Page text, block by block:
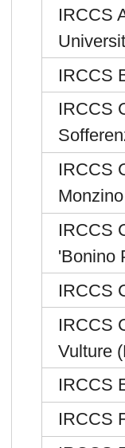
IRCCS
IRCCS
IRCCS
IRCCS
IRCCS
'Bonino
IRCCS
IRCCS
Vulture
IRCCS
IRCCS